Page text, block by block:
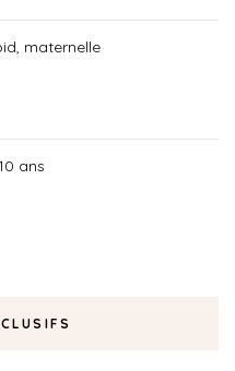
maternelle
ans